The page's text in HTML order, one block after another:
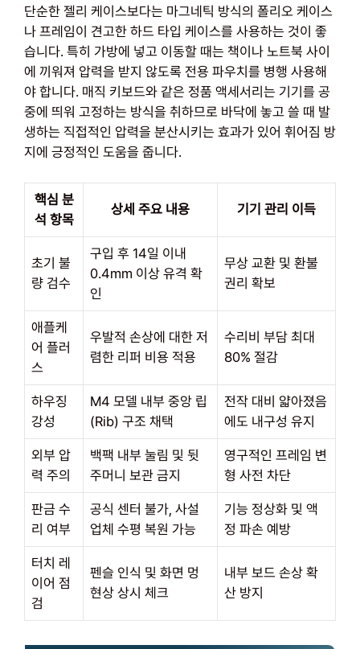
단순한 젤리 케이스보다는 마그네틱 방식의 폴리오 케이스
나 프레임이 견고한 하드 타입 케이스를 사용하는 것이 좋
습니다. 특히 가방에 넣고 이동할 때는 책이나 노트북 사이
에 끼워져 압력을 받지 않도록 전용 파우치를 병행 사용해
야 합니다. 매직 키보드와 같은 정품 액세서리는 기기를 공
중에 띄워 고정하는 방식을 취하므로 바닥에 놓고 쓸 때 발
생하는 직접적인 압력을 분산시키는 효과가 있어 휘어짐 방
지에 긍정적인 도움을 줍니다.
핵심 분
석 항목
상세 주요 내용 기기 관리 이득
초기 불
량 검수
구입 후 14일 이내
0.4mm 이상 유격 확
인
무상 교환 및 환불
권리 확보
애플케
어 플러
스
우발적 손상에 대한 저
렴한 리퍼 비용 적용
수리비 부담 최대
80% 절감
하우징
강성
M4 모델 내부 중앙 립
(Rib) 구조 채택
전작 대비 얇아졌음
에도 내구성 유지
외부 압
력 주의
백팩 내부 눌림 및 뒷
주머니 보관 금지
영구적인 프레임 변
형 사전 차단
판금 수
리 여부
공식 센터 불가, 사설
업체 수평 복원 가능
기능 정상화 및 액
정 파손 예방
터치 레
이어 점
검
펜슬 인식 및 화면 멍
현상 상시 체크
내부 보드 손상 확
산 방지